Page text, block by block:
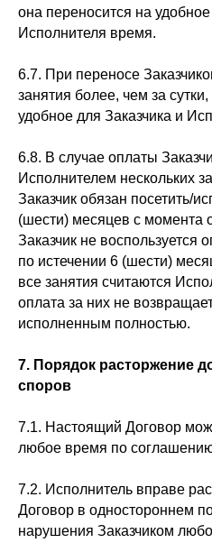
она переносится на
Исполнителя время.
6.7. При переносе
занятия более, чем за
удобное для Заказчика и
6.8. В случае оплаты
Исполнителем нескольких
Заказчик обязан посетить/
(шести) месяцев с момента
Заказчик не воспользуется
по истечении 6 (шести)
все занятия считаются
оплата за них не
исполненным полностью.
7. Порядок расторжение
споров
7.1. Настоящий Договор
любое время по
7.2. Исполнитель вправе
Договор в одностороннем
нарушения Заказчиком